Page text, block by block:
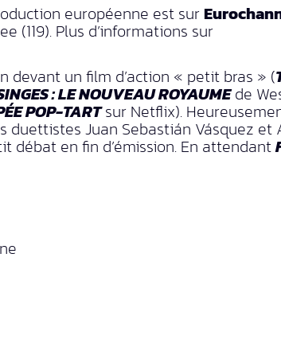
européenne est sur
(119). Plus d’informations sur
devant un film d’action « petit bras » (
: LE NOUVEAU ROYAUMEde
POP-TARTsur Netflix).
duettistes Juan Sebastián Vásquez et
débat en fin d’émission. En attendant